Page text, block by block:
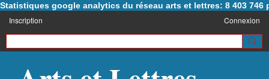
Statistiques google analytics du réseau arts et lettres: 8 403 746
Inscription Connexion